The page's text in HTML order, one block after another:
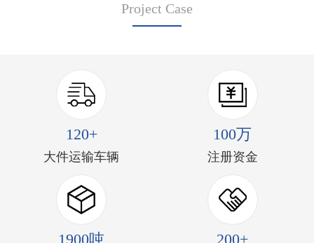
Project Case
120+
大件运输车辆
100万
注册资金
1900吨 200+